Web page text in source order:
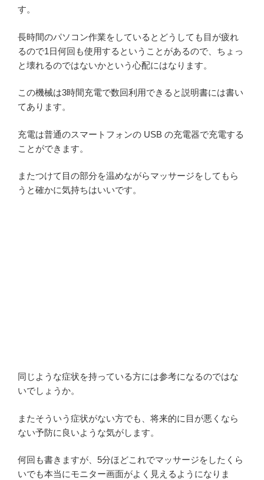
す。
長時間のパソコン作業をしているとどうしても目が疲れ
るので1日何回も使用するということがあるので、ちょっ
と壊れるのではないかという心配にはなります。
この機械は3時間充電で数回利用できると説明書には書い
てあります。
充電は普通のスマートフォンの USB の充電器で充電する
ことができます。
またつけて目の部分を温めながらマッサージをしてもら
うと確かに気持ちはいいです。
同じような症状を持っている方には参考になるのではな
いでしょうか。
またそういう症状がない方でも、将来的に目が悪くなら
ない予防に良いような気がします。
何回も書きますが、5分ほどこれでマッサージをしたくら
いでも本当にモニター画面がよく見えるようになりま